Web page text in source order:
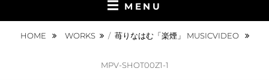
MENU
HOME WORKS / 苺りなはむ「楽煙」 MUSICVIDEO
MPV-SHOT00Z1-1